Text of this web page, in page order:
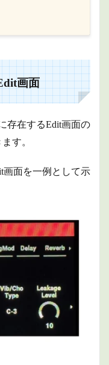
画面
存在するEdit画面の
す。
画面を一例として示